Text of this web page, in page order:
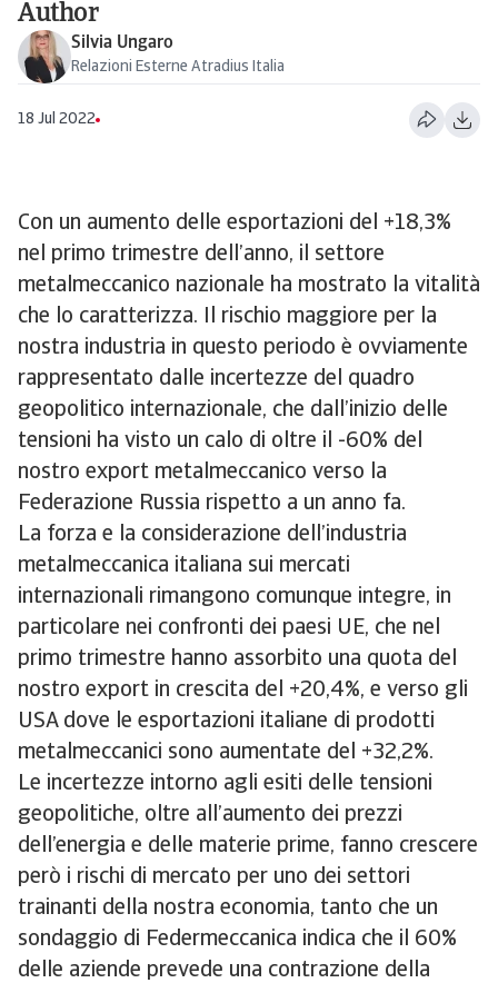
Author
Silvia Ungaro
Relazioni Esterne Atradius Italia
18 Jul 2022
Con un aumento delle esportazioni del +18,3%
nel primo trimestre dell’anno, il settore
metalmeccanico nazionale ha mostrato la vitalità
che lo caratterizza. Il rischio maggiore per la
nostra industria in questo periodo è ovviamente
rappresentato dalle incertezze del quadro
geopolitico internazionale, che dall’inizio delle
tensioni ha visto un calo di oltre il -60% del
nostro export metalmeccanico verso la
Federazione Russia rispetto a un anno fa.
La forza e la considerazione dell’industria
metalmeccanica italiana sui mercati
internazionali rimangono comunque integre, in
particolare nei confronti dei paesi UE, che nel
primo trimestre hanno assorbito una quota del
nostro export in crescita del +20,4%, e verso gli
USA dove le esportazioni italiane di prodotti
metalmeccanici sono aumentate del +32,2%.
Le incertezze intorno agli esiti delle tensioni
geopolitiche, oltre all’aumento dei prezzi
dell’energia e delle materie prime, fanno crescere
però i rischi di mercato per uno dei settori
trainanti della nostra economia, tanto che un
sondaggio di Federmeccanica indica che il 60%
delle aziende prevede una contrazione della